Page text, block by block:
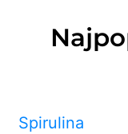
Spirulina